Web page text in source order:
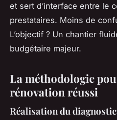
et sert d’interface entre le
prestataires. Moins de
L’objectif ? Un chantier
budgétaire majeur.
La méthodologie
rénovation réussi
Réalisation du